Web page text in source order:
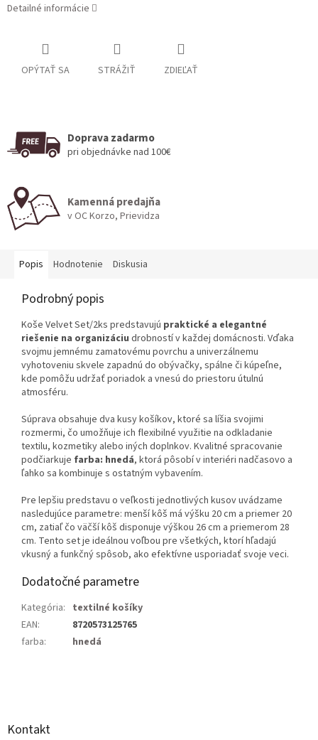
Detailné informácie
OPÝTAŤ SA STRÁŽIŤ ZDIEĽAŤ
Doprava zadarmo
pri objednávke nad 100€
Kamenná predajňa
v OC Korzo, Prievidza
Popis Hodnotenie Diskusia
Podrobný popis
Koše Velvet Set/2ks predstavujú praktické a elegantné
riešenie na organizáciu drobností v každej domácnosti. Vďaka
svojmu jemnému zamatovému povrchu a univerzálnemu
vyhotoveniu skvele zapadnú do obývačky, spálne či kúpeľne,
kde pomôžu udržať poriadok a vnesú do priestoru útulnú
atmosféru.
Súprava obsahuje dva kusy košíkov, ktoré sa líšia svojimi
rozmermi, čo umožňuje ich flexibilné využitie na odkladanie
textilu, kozmetiky alebo iných doplnkov. Kvalitné spracovanie
podčiarkuje farba: hnedá, ktorá pôsobí v interiéri nadčasovo a
ľahko sa kombinuje s ostatným vybavením.
Pre lepšiu predstavu o veľkosti jednotlivých kusov uvádzame
nasledujúce parametre: menší kôš má výšku 20 cm a priemer 20
cm, zatiaľ čo väčší kôš disponuje výškou 26 cm a priemerom 28
cm. Tento set je ideálnou voľbou pre všetkých, ktorí hľadajú
vkusný a funkčný spôsob, ako efektívne usporiadať svoje veci.
Dodatočné parametre
Kategória: textilné košíky
EAN:
8720573125765
farba: hnedá
Kontakt